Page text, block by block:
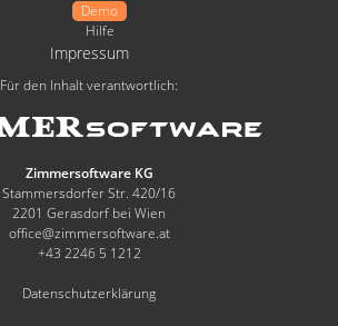
Demo
Hilfe
Impressum
Für den Inhalt verantwortlich:
Zimmersoftware KG
Stammersdorfer Str. 420/16
2201 Gerasdorf bei Wien
office@zimmersoftware.at
+43 2246 5 1212
Datenschutzerklärung